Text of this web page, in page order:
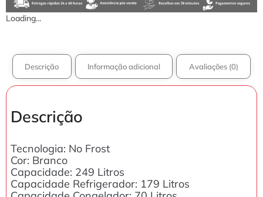
Loading...
Descrição Informação adicional Avaliações (0)
Descrição
Tecnologia: No Frost
Cor: Branco
Capacidade: 249 Litros
Capacidade Refrigerador: 179 Litros